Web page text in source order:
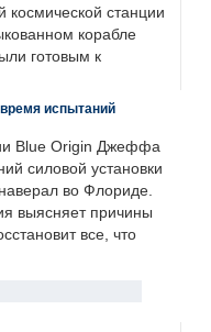
станции
корабле
готовым к
испытаний
Blue Origin Джеффа
силовой установки
во Флориде.
выясняет причины
все, что